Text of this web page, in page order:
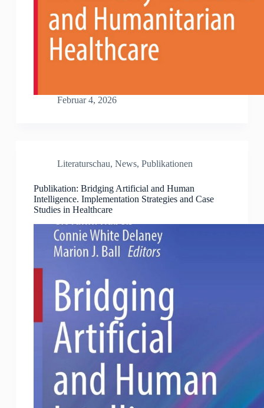
Februar 4, 2026
Literaturschau, News, Publikationen
Publikation: Bridging Artificial and Human
Intelligence. Implementation Strategies and Case
Studies in Healthcare